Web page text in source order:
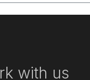
with us